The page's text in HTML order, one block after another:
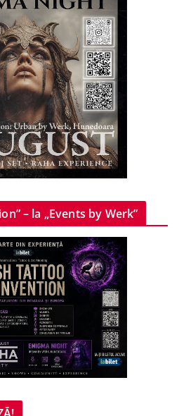
– la „Events by Werk”